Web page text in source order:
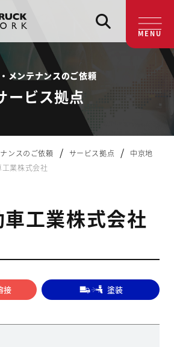
MENU
メンテナンスのご依頼
ービス拠点
ンスのご依頼 / サービス拠点 /
中京地
業株式会社
工業株式会社
接 塗装